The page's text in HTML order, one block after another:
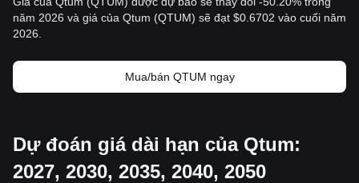
năm 2026 và giá của Qtum (QTUM) sẽ đạt $0.6702 vào cuối năm
2026.
Mua/bán QTUM ngay
Dự đoán giá dài hạn của Qtum:
2027, 2030, 2035, 2040, 2050